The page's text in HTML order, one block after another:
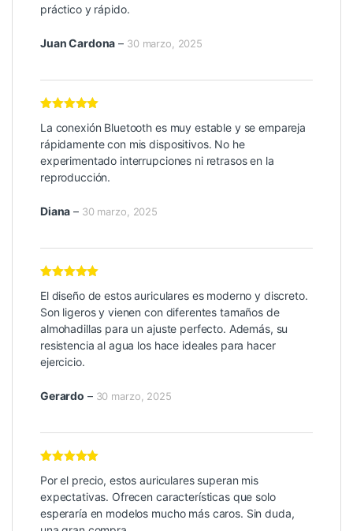
práctico y rápido.
Juan Cardona – 30 marzo, 2025
5de 5
La conexión Bluetooth es muy estable y se empareja
rápidamente con mis dispositivos. No he
experimentado interrupciones ni retrasos en la
reproducción.
Diana – 30 marzo, 2025
5de 5
El diseño de estos auriculares es moderno y discreto.
Son ligeros y vienen con diferentes tamaños de
almohadillas para un ajuste perfecto. Además, su
resistencia al agua los hace ideales para hacer
ejercicio.
Gerardo – 30 marzo, 2025
5de 5
Por el precio, estos auriculares superan mis
expectativas. Ofrecen características que solo
esperaría en modelos mucho más caros. Sin duda,